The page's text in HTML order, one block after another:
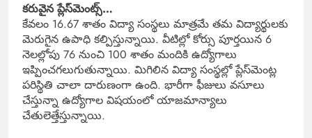
కరువైన ప్లేస్‌మెంట్స్…
కేవలం 16.67 శాతం విద్యా సంస్థలు మాత్రమే తమ విద్యార్థులకు
మెరుగైన ఉపాధి కల్పిస్తున్నాయి. వీటిల్లో కోర్సు పూర్తయిన 6
నెలల్లోపు 76 నుంచి 100 శాతం మందికి ఉద్యోగాలు
ఇప్పించగలుగుతున్నాయి. మిగిలిన విద్యా సంస్థల్లో ప్లేస్‌మెంట్ల
పరిస్థితి చాలా దారుణంగా ఉంది. భారీగా ఫీజులు వసూలు
చేస్తున్నా ఉద్యోగాల విషయంలో యాజమాన్యాలు
చేతులెత్తేస్తున్నాయి.